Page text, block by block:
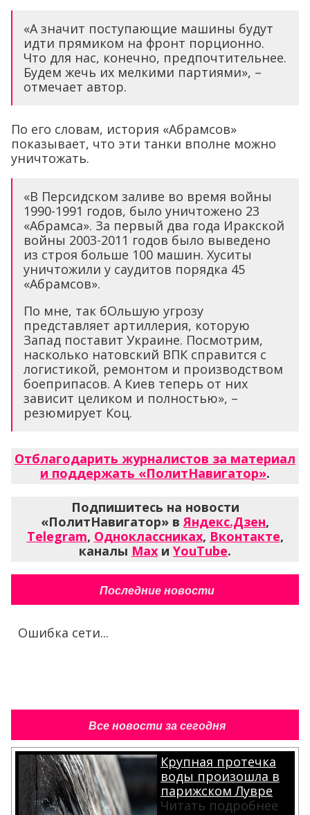
«А значит поступающие машины будут
идти прямиком на фронт порционно.
Что для нас, конечно, предпочтительнее.
Будем жечь их мелкими партиями», –
отмечает автор.
По его словам, история «Абрамсов»
показывает, что эти танки вполне можно
уничтожать.
«В Персидском заливе во время войны
1990-1991 годов, было уничтожено 23
«Абрамса». За первый два года Иракской
войны 2003-2011 годов было выведено
из строя больше 100 машин. Хуситы
уничтожили у саудитов порядка 45
«Абрамсов».
По мне, так бОльшую угрозу
представляет артиллерия, которую
Запад поставит Украине. Посмотрим,
насколько натовский ВПК справится с
логистикой, ремонтом и производством
боеприпасов. А Киев теперь от них
зависит целиком и полностью», –
резюмирует Коц.
Отблагодарить журналистов за материал
и поддержать «ПолитНавигатор».
Подпишитесь на новости
«ПолитНавигатор» вЯндекс.Дзен,
Telegram, Одноклассниках, Вконтакте,
каналы Max и YouTube.
Последние новости
Ошибка сети...
Все новости за сегодня
Крупная протечка
воды произошла в
парижском Лувре
Читать подробнее